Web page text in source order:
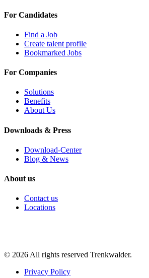
For Candidates
Find a Job
Create talent profile
Bookmarked Jobs
For Companies
Solutions
Benefits
About Us
Downloads & Press
Download-Center
Blog & News
About us
Contact us
Locations
© 2026 All rights reserved Trenkwalder.
Privacy Policy